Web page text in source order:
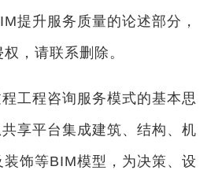
提升服务质量的论述部分，
，请联系删除。
程咨询服务模式的基本思
享平台集成建筑、结构、机
饰等BIM模型，为决策、设